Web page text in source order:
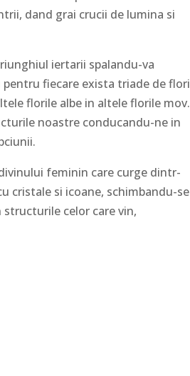
dand grai crucii de lumina si
iertarii spalandu-va
pentru fiecare exista triade de flori
florile albe in altele florile mov.
noastre conducandu-ne in
feminin care curge dintr-
cristale si icoane, schimbandu-se
celor care vin,